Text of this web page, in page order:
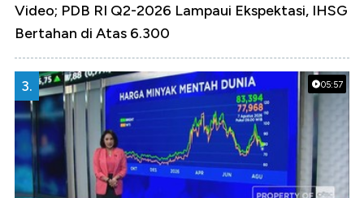
Video; PDB RI Q2-2026 Lampaui Ekspektasi, IHSG
Bertahan di Atas 6.300
05:57
3.